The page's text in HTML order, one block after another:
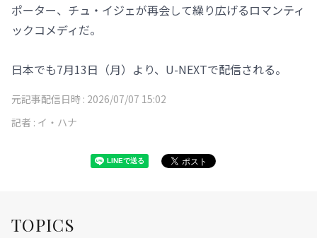
ポーター、チュ・イジェが再会して繰り広げるロマンティ
ックコメディだ。
日本でも7月13日（月）より、U-NEXTで配信される。
元記事配信日時 : 2026/07/07 15:02
記者 : イ・ハナ
TOPICS